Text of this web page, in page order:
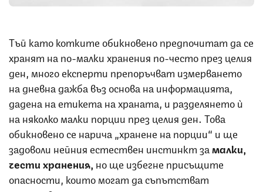
Тъй като котките обикновено предпочитат да се
хранят на по-малки хранения по-често през целия
ден, много експерти препоръчват измерването
на дневна дажба въз основа на информацията,
дадена на етикета на храната, и разделянето ѝ
на няколко малки порции през целия ден. Това
обикновено се нарича „хранене на порции“ и ще
задоволи нейния естествен инстинкт замалки,
чести хранения, но ще избегне присъщите
опасности, които могат да съпътстват